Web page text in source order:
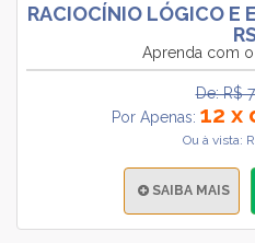
RACIOCÍNIO LÓGICO E
Aprenda com
De: R$
Por Apenas: 12 x
Ou à vista:
SAIBA MAIS